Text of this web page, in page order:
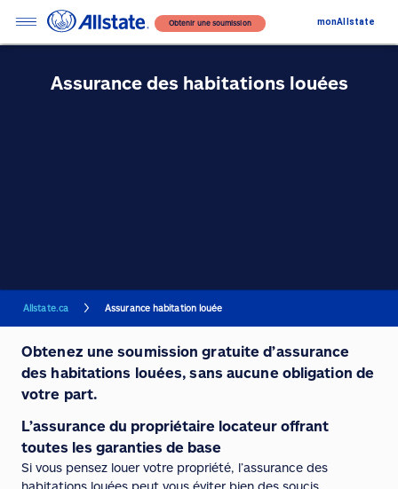
Obtenir une soumission monAllstate
Assurance des habitations louées
Allstate.ca Assurance habitation louée
Obtenez une soumission gratuite d’assurance
des habitations louées, sans aucune obligation de
votre part.
L’assurance du propriétaire locateur offrant
toutes les garanties de base
Si vous pensez louer votre propriété, l’assurance des
habitations louées peut vous éviter bien des soucis.